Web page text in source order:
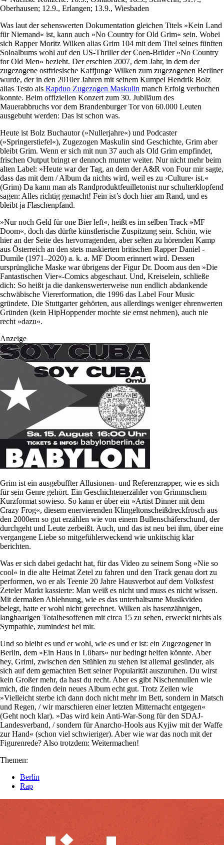
Oberhausen; 12.9., Erlangen; 13.9., Wiesbaden
Was laut der sehenswerten Dokumentation gleichen Titels »Kein Land
für Niemand« ist, kann auch »No Country for Old Grim« sein. Wobei
sich Rapper Moritz Wilken alias Grim 104 mit dem Titel seines fünften
Soloalbums wohl auf den US-Thriller der Coen-Brüder »No Country
for Old Men« bezieht. Der erschien 2007, dem Jahr, in dem der
zugezogene ostfriesische Kaffjunge Wilken zum zugezogenen Berliner
wurde, der in den 2010er Jahren mit seinem Kumpel Hendrik Bolz
alias Testo als Rapduo Zugezogen Maskulin manch Erfolg verbuchen
konnte. Beim offiziellen Konzert zum 30. Jubiläum des
Mauerabbruchs vor dem Brandenburger Tor von 60.000 Leuten
ausgebuht werden: Das ist schon was.
Heute ist Bolz Buchautor (»Nuller­jahre«) und Podcaster
(»Springerstiefel«), Zugezogen Maskulin sind Geschichte, Grim aber
bleibt Grim. Wenn er sich mit nun 37 auch als Old Grim empfindet,
frischen Output bringt er dennoch munter weiter. Nur nicht mehr beim
alten Label: »Heute war der Tag, an dem der A&R von Four mir sagte,
dass das mit dem / Album da nichts wird, weil es zu ›­Culture‹ ist.«
(Grim) Da kann man als Randproduktfeuilletonist nur schulterklopfend
sagen: Alles richtig gemacht! Fein ist’s doch hier am Rand, und es
bleibt ja Flaschenpfand.
»Nur noch Geld für one Bier left«, heißt es im selben Track »MF
Doom«, doch das dürfte künstlerische Zuspitzung sein. Schön, wie
hier an der Seite des hervorragenden, aber selten zu hörenden Kamp
aus Österreich an den stets maskierten britischen Rapper Daniel ­
Dumile (1971–2020) a. k. a. MF Doom erinnert wird. Dessen
ursprüngliche Maske war übrigens der Figur Dr. Doom aus den »Die
Fantastischen Vier«-Comics abgeschaut. Und, Kreiselein, schließe
dich: So heißt ja die dankenswerterweise nun endlich abdankende
schwäbische Viererformation, die 1996 das Label Four Music
gründete. Die Stuttgarter gehörten, aus allerdings weniger ehrenwerten
Gründen (kein HipHoppender mochte sie ernst nehmen), auch nie
recht »dazu«.
Anzeige
Grim ist ein ausgebuffter Allusionen- und Referenzrapper, wie es sich
für sein Genre gehört. Ein Geschichtenerzähler von Grimmschem
Kurzformat sowieso. So kann er über ein »Artist Dinner mit dem
Crazy Frog«, diesem enervierenden Klingeltonscheißdreckfrosch aus
den 2000ern so gut erzählen wie von einem Bullenschäferschund, der
durchgeht und Leute zerbeißt. Auch, und das ist neu bei ihm, über eine
vergangene Liebe so mitgefühlerweckend wie unkitschig klar
berichten.
Was er sich dabei gedacht hat, für das Video zu seinem Song »Nie so
cool« in die alte Heimat Zetel zu fahren und den Track genau dort zu
performen, wo er als Teenie 20 Jahre Hausverbot auf dem Volksfest
Zeteler Markt kassierte: Man weiß es nicht und muss es nicht wissen.
Mit dermaßen Ablehnung, wie es das unterhaltsame Musikvideo
belegt, hatte er wohl nicht gerechnet. Wilken als hasenzähnigen,
langhaarigen Totalbesoffenen mit circa 15 zu sehen, erweckt nichts als
Sympathie, zumindest bei mir.
Und so bleibt es und er wohl, wie es und er ist: ein Zugezogener in
Berlin, dem »Ein Haus in Lübars« nur bedingt helfen könnte. Aber
hey, Grimi, zwischen den Stühlen zu stehen ist allemal gesünder, als
sich auf dem gemachten Bett seiner Popularität auszuruhen. Du wirst
kein Großer mehr, da hast du recht. Aber es gibt Nischennullen wie
mich, die finden dein neues Album echt gut. Trotz Zeilen wie
»Vielleicht sterbe ich dann doch nicht mehr im Bett, sondern in Matsch
und Regen, / wir marschieren einer letzten Mitternacht entgegen«
(Geht noch klar). »Das wird kein Anti-War-Song für den SDAJ-
Landesverband, / sondern für Anarcho-Hools aus Kyjiw mit der Waffe
zur Hand« (schon viel schwieriger). Aber wie war das noch mit der
Figurenrede? Also trotzdem: Weitermachen!
Themen:
Berlin
Rap